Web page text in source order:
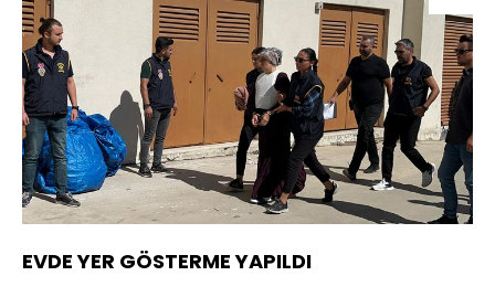
EVDE YER GÖSTERME YAPILDI